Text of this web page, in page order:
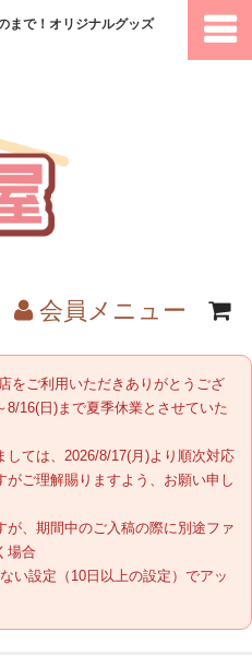
まで！オリジナルグッズ
会員メニュー
をご利用いただきありがとうござ
8/16(日)まで夏季休業とさせていた
ては、2026/8/17(月)より順次対応
ご理解賜りますよう、お願い申し
、期間中のご入稿の際に別途ファ
場合
い設定（10日以上の設定）でアッ